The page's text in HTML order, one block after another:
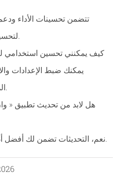
تتضمن تحسينات الأداء
لتحسين تجربة المستخدم.
كيف يمكنني تحسين استخدامي
يمكنك ضبط الإعدادات
المتوفرة في التطبيق.
هل لابد من تحديث تطبيق «
نعم، التحديثات تضمن لك أفضل أداء وتجربة استخدام.